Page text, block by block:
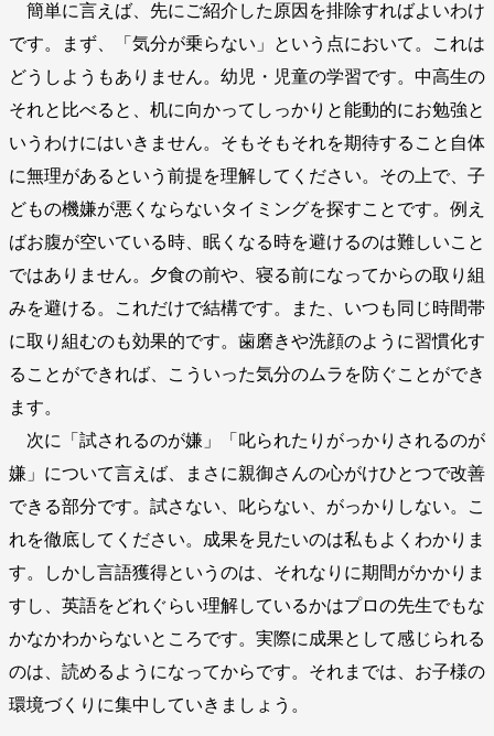
簡単に言えば、先にご紹介した原因を排除すればよいわけ
です。まず、「気分が乗らない」という点において。これは
どうしようもありません。幼児・児童の学習です。中高生の
それと比べると、机に向かってしっかりと能動的にお勉強と
いうわけにはいきません。そもそもそれを期待すること自体
に無理があるという前提を理解してください。その上で、子
どもの機嫌が悪くならないタイミングを探すことです。例え
ばお腹が空いている時、眠くなる時を避けるのは難しいこと
ではありません。夕食の前や、寝る前になってからの取り組
みを避ける。これだけで結構です。また、いつも同じ時間帯
に取り組むのも効果的です。歯磨きや洗顔のように習慣化す
ることができれば、こういった気分のムラを防ぐことができ
ます。
次に「試されるのが嫌」「叱られたりがっかりされるのが
嫌」について言えば、まさに親御さんの心がけひとつで改善
できる部分です。試さない、叱らない、がっかりしない。こ
れを徹底してください。成果を見たいのは私もよくわかりま
す。しかし言語獲得というのは、それなりに期間がかかりま
すし、英語をどれぐらい理解しているかはプロの先生でもな
かなかわからないところです。実際に成果として感じられる
のは、読めるようになってからです。それまでは、お子様の
環境づくりに集中していきましょう。